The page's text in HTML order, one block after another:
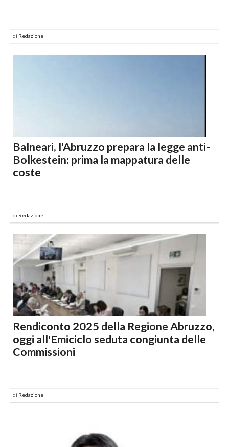
di Redazione
Balneari, l'Abruzzo prepara la legge anti-
Bolkestein: prima la mappatura delle
coste
di Redazione
Rendiconto 2025 della Regione Abruzzo,
oggi all'Emiciclo seduta congiunta delle
Commissioni
di Redazione